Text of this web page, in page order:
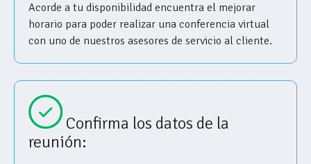
Acorde a tu disponibilidad encuentra el mejorar
horario para poder realizar una conferencia virtual
con uno de nuestros asesores de servicio al cliente.
Confirma los datos de la
reunión: